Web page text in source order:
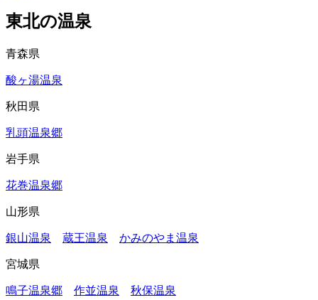
東北の温泉
青森県
酸ヶ湯温泉
秋田県
乳頭温泉郷
岩手県
花巻温泉郷
山形県
銀山温泉 蔵王温泉 かみのやま温泉
宮城県
鳴子温泉郷 作並温泉 秋保温泉